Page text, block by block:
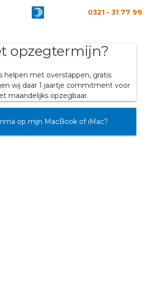
0321 - 31 77 99
opzegtermijn?
helpen met overstappen, gratis
wij daar 1 jaartje commitment voor
maandelijks opzegbaar.
op mijn MacBook of iMac?